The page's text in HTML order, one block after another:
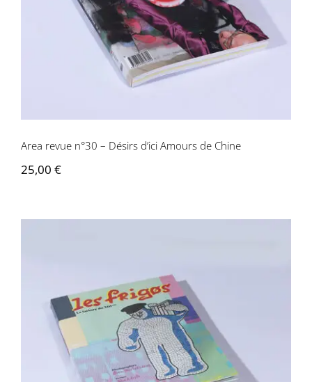
Area revue n°30 – Désirs d’ici Amours de Chine
25,00 €
Area revue n°29 – Les Frigos